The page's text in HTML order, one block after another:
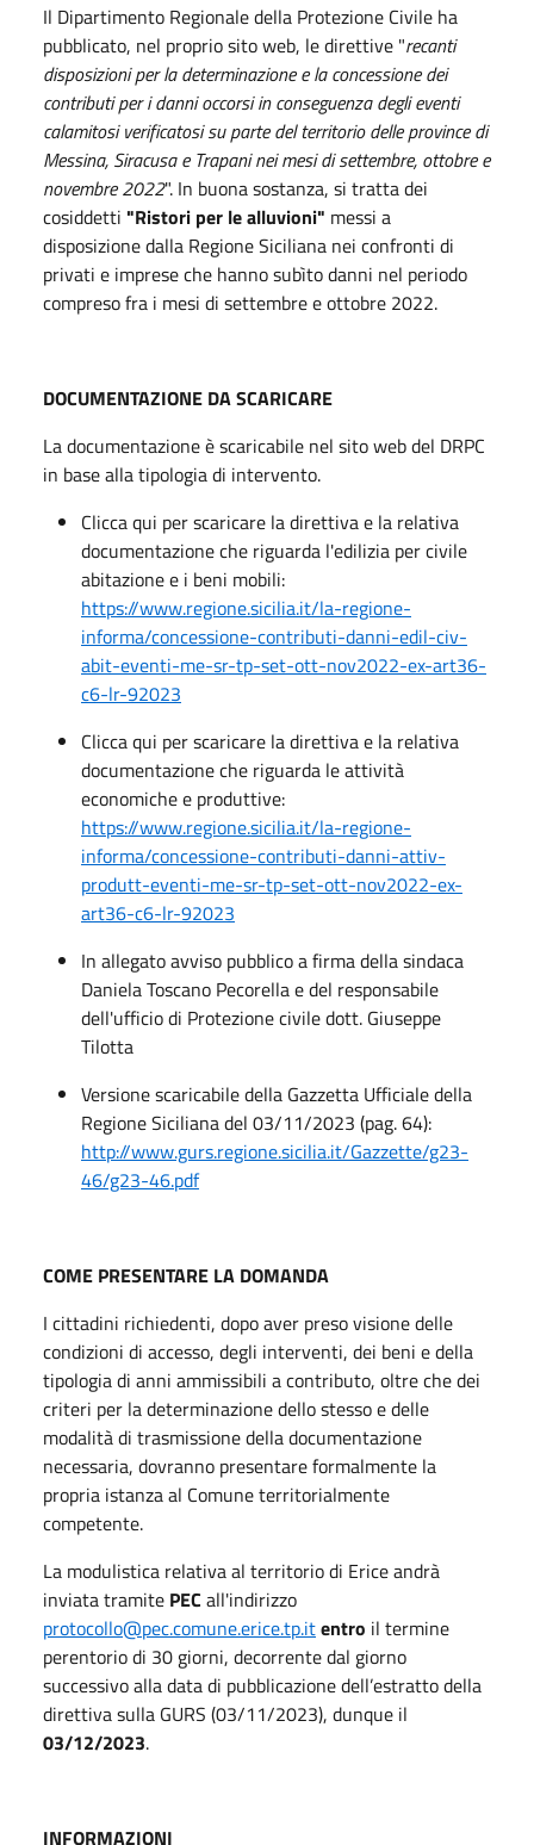
Il Dipartimento Regionale della Protezione Civile ha
pubblicato, nel proprio sito web, le direttive "recanti
disposizioni per la determinazione e la concessione dei
contributi per i danni occorsi in conseguenza degli eventi
calamitosi verificatosi su parte del territorio delle province di
Messina, Siracusa e Trapani nei mesi di settembre, ottobre e
novembre 2022". In buona sostanza, si tratta dei
cosiddetti "Ristori per le alluvioni" messi a
disposizione dalla Regione Siciliana nei confronti di
privati e imprese che hanno subìto danni nel periodo
compreso fra i mesi di settembre e ottobre 2022.
DOCUMENTAZIONE DA SCARICARE
La documentazione è scaricabile nel sito web del DRPC
in base alla tipologia di intervento.
Clicca qui per scaricare la direttiva e la relativa
documentazione che riguarda l'edilizia per civile
abitazione e i beni mobili:
https://www.regione.sicilia.it/la-regione-
informa/concessione-contributi-danni-edil-civ-
abit-eventi-me-sr-tp-set-ott-nov2022-ex-art36-
c6-lr-92023
Clicca qui per scaricare la direttiva e la relativa
documentazione che riguarda le attività
economiche e produttive:
https://www.regione.sicilia.it/la-regione-
informa/concessione-contributi-danni-attiv-
produtt-eventi-me-sr-tp-set-ott-nov2022-ex-
art36-c6-lr-92023
In allegato avviso pubblico a firma della sindaca
Daniela Toscano Pecorella e del responsabile
dell'ufficio di Protezione civile dott. Giuseppe
Tilotta
Versione scaricabile della Gazzetta Ufficiale della
Regione Siciliana del 03/11/2023 (pag. 64):
http://www.gurs.regione.sicilia.it/Gazzette/g23-
46/g23-46.pdf
COME PRESENTARE LA DOMANDA
I cittadini richiedenti, dopo aver preso visione delle
condizioni di accesso, degli interventi, dei beni e della
tipologia di anni ammissibili a contributo, oltre che dei
criteri per la determinazione dello stesso e delle
modalità di trasmissione della documentazione
necessaria, dovranno presentare formalmente la
propria istanza al Comune territorialmente
competente.
La modulistica relativa al territorio di Erice andrà
inviata tramite PEC all'indirizzo
protocollo@pec.comune.erice.tp.itentro il termine
perentorio di 30 giorni, decorrente dal giorno
successivo alla data di pubblicazione dell’estratto della
direttiva sulla GURS (03/11/2023), dunque il
03/12/2023.
INFORMAZIONI